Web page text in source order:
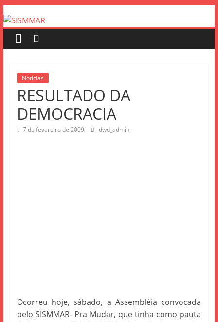
Notícias
RESULTADO DA
DEMOCRACIA
7 de fevereiro de 2009 dwd_admin
Ocorreu hoje, sábado, a Assembléia convocada
pelo SISMMAR- Pra Mudar, que tinha como pauta